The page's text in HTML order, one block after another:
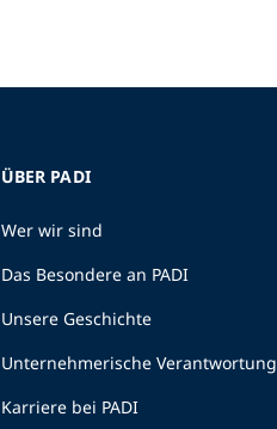
ÜBER PADI
Wer wir sind
Das Besondere an PADI
Unsere Geschichte
Unternehmerische Verantwortung
Karriere bei PADI